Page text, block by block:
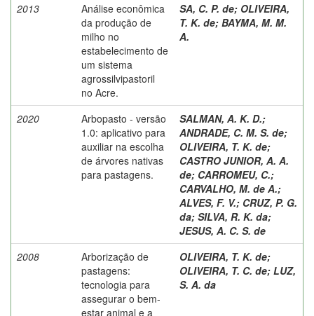
2013
Análise econômica
da produção de
milho no
estabelecimento de
um sistema
agrossilvipastoril
no Acre.
SA, C. P. de; OLIVEIRA,
T. K. de; BAYMA, M. M.
A.
2020
Arbopasto - versão
1.0: aplicativo para
auxiliar na escolha
de árvores nativas
para pastagens.
SALMAN, A. K. D.;
ANDRADE, C. M. S. de;
OLIVEIRA, T. K. de;
CASTRO JUNIOR, A. A.
de; CARROMEU, C.;
CARVALHO, M. de A.;
ALVES, F. V.; CRUZ, P. G.
da; SILVA, R. K. da;
JESUS, A. C. S. de
2008
Arborização de
pastagens:
tecnologia para
assegurar o bem-
estar animal e a
OLIVEIRA, T. K. de;
OLIVEIRA, T. C. de; LUZ,
S. A. da